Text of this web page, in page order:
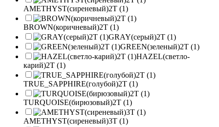
AMETHYST(сиреневый)2T (1)
BROWN(коричневый)2T (1)
GRAY(серый)2T (1)
GREEN(зеленый)2T (1)
HAZEL(светло-
карий)2T (1)
TRUE_SAPPHIRE(голубой)2T (1)
TURQUOISE(бирюзовый)2T (1)
AMETHYST(сиреневый)3T (1)